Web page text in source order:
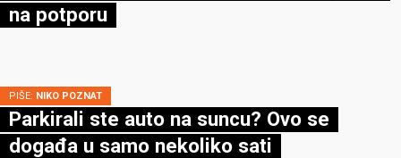
na potporu
PIŠE: NIKO POZNAT
Parkirali ste auto na suncu? Ovo se
događa u samo nekoliko sati